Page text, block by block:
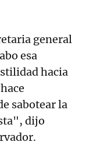
general
esa
hacia
sabotear la
dijo